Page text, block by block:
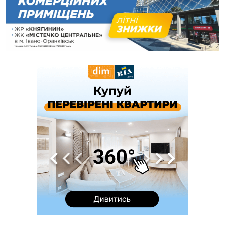
рекордсмен за зростанням цін на житло
16:48
ВІДЕО Де безпечно купатися на Прикарпатті?
16:20
У Франківську дружина загиблого воїна створила
організацію «КОД 7'Я», аби підтримувати військових та їхні
У Коломиї на одній з вулиць встановлять комплекс
автоматичної фіксації швидкості
Війна забрала життя трьох воїнів з Прикарпаття
На Закарпатті викрили масштабну схему незаконного
виключення військовозобов’язаних з обліку
«Багато питань буде знято». На громадських слуханнях в
Яремче обговорили, як вирішити питання джипінгу в
Карпатах
5 «тихих» хвороб, які виявляє профілактичне обстеження
ФОТО
На Надрічній тривають останні приготування до
нового руху
У Франківську зафіксували найбільшу спеку за всю історію
спостережень